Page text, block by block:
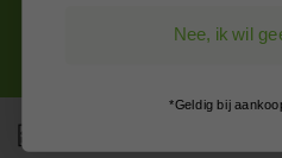
Nee, ik wil
*Geldig bij